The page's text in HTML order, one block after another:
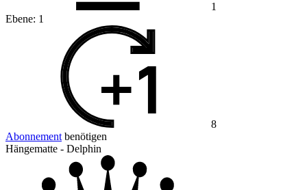
1
Ebene: 1
8
Abonnement benötigen
Hängematte - Delphin